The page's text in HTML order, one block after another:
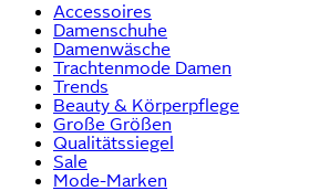
Accessoires
Damenschuhe
Damenwäsche
Trachtenmode Damen
Trends
Beauty & Körperpflege
Große Größen
Qualitätssiegel
Sale
Mode-Marken